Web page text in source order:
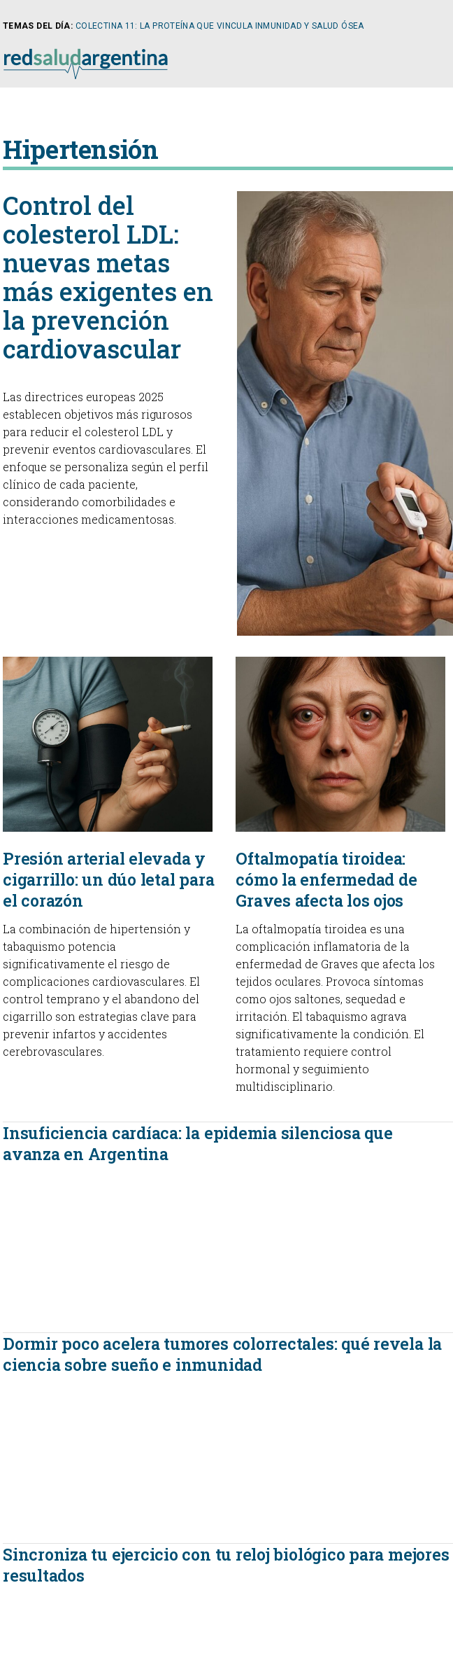
TEMAS DEL DÍA: COLECTINA 11: LA PROTEÍNA QUE VINCULA INMUNIDAD Y SALUD ÓSEA
NOTICIAS
NEWSLETTER
CLÍNICA MÉDICA
DIABETOLOGÍA
NEFROLOGÍA
OBSTETRICIA
PEDIATRÍA
Hipertensión
Control del
colesterol LDL:
nuevas metas
más exigentes en
la prevención
cardiovascular
Las directrices europeas 2025
establecen objetivos más rigurosos
para reducir el colesterol LDL y
prevenir eventos cardiovasculares. El
enfoque se personaliza según el perfil
clínico de cada paciente,
considerando comorbilidades e
interacciones medicamentosas.
Presión arterial elevada y
cigarrillo: un dúo letal para
el corazón
La combinación de hipertensión y
tabaquismo potencia
significativamente el riesgo de
complicaciones cardiovasculares. El
control temprano y el abandono del
cigarrillo son estrategias clave para
prevenir infartos y accidentes
cerebrovasculares.
Oftalmopatía tiroidea:
cómo la enfermedad de
Graves afecta los ojos
La oftalmopatía tiroidea es una
complicación inflamatoria de la
enfermedad de Graves que afecta los
tejidos oculares. Provoca síntomas
como ojos saltones, sequedad e
irritación. El tabaquismo agrava
significativamente la condición. El
tratamiento requiere control
hormonal y seguimiento
multidisciplinario.
Insuficiencia cardíaca: la epidemia silenciosa que
avanza en Argentina
Dormir poco acelera tumores colorrectales: qué revela la
ciencia sobre sueño e inmunidad
Sincroniza tu ejercicio con tu reloj biológico para mejores
resultados